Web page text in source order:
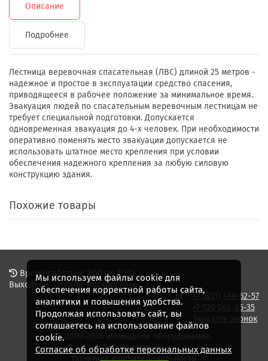
Описание
Подробнее
Лестница веревочная спасательная (ЛВС) длиной 25 метров -
надежное и простое в эксплуатации средство спасения,
приводящееся в рабочее положение за минимальное время.
Эвакуация людей по спасательным веревочным лестницам не
требует специальной подготовки. Допускается
одновременная эвакуация до 4-х человек. При необходимости
оперативно поменять место эвакуации допускается не
использовать штатное место крепления при условии
обеспечения надежного крепления за любую силовую
конструкцию здания.
Похожие товары
© 2009-2026 «Пожарное оборудование.
ИП Плеханов»
Политика конфиденциальности
Время работы: с 9:00 до 17:30
Выходной: Суббота-Воскресенье
+7 (831) 436-62-57
+7 920 062-85-35
Заказать звонок
Мы используем файлы cookie для
обеспечения корректной работы сайта,
аналитики и повышения удобства.
Продолжая использовать сайт, вы
соглашаетесь на использование файлов
cookie.
Согласие об обработке персональных данных